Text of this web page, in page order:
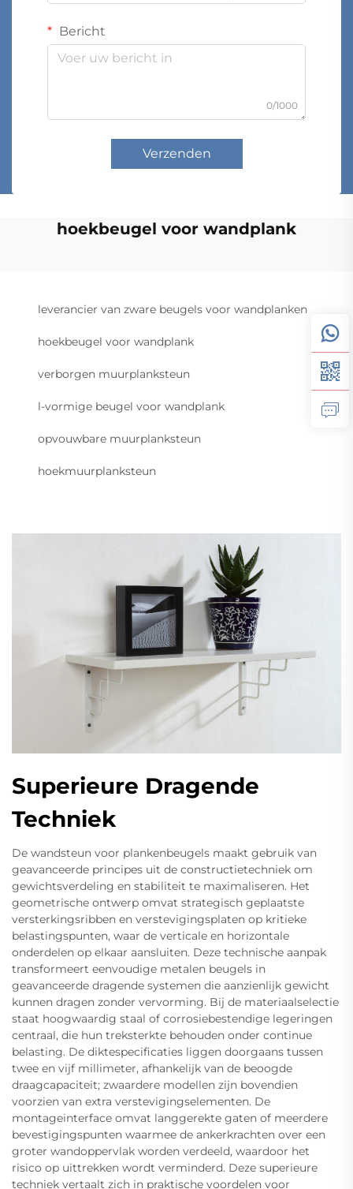
Bericht
0/1000
Verzenden
hoekbeugel voor wandplank
leverancier van zware beugels voor wandplanken
hoekbeugel voor wandplank
verborgen muurplanksteun
l-vormige beugel voor wandplank
opvouwbare muurplanksteun
hoekmuurplanksteun
Superieure Dragende
Techniek
De wandsteun voor plankenbeugels maakt gebruik van
geavanceerde principes uit de constructietechniek om
gewichtsverdeling en stabiliteit te maximaliseren. Het
geometrische ontwerp omvat strategisch geplaatste
versterkingsribben en verstevigingsplaten op kritieke
belastingspunten, waar de verticale en horizontale
onderdelen op elkaar aansluiten. Deze technische aanpak
transformeert eenvoudige metalen beugels in
geavanceerde dragende systemen die aanzienlijk gewicht
kunnen dragen zonder vervorming. Bij de materiaalselectie
staat hoogwaardig staal of corrosiebestendige legeringen
centraal, die hun treksterkte behouden onder continue
belasting. De diktespecificaties liggen doorgaans tussen
twee en vijf millimeter, afhankelijk van de beoogde
draagcapaciteit; zwaardere modellen zijn bovendien
voorzien van extra verstevigingselementen. De
montageinterface omvat langgerekte gaten of meerdere
bevestigingspunten waarmee de ankerkrachten over een
groter wandoppervlak worden verdeeld, waardoor het
risico op uittrekken wordt verminderd. Deze superieure
techniek vertaalt zich in praktische voordelen voor